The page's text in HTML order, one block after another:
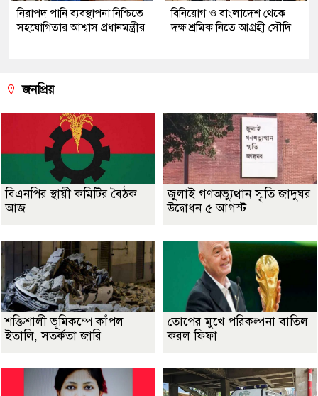
নিরাপদ পানি ব্যবস্থাপনা নিশ্চিতে
সহযোগিতার আশ্বাস প্রধানমন্ত্রীর
বিনিয়োগ ও বাংলাদেশ থেকে
দক্ষ শ্রমিক নিতে আগ্রহী সৌদি
জনপ্রিয়
বিএনপির স্থায়ী কমিটির বৈঠক
আজ
জুলাই গণঅভ্যুত্থান স্মৃতি জাদুঘর
উদ্বোধন ৫ আগস্ট
শক্তিশালী ভূমিকম্পে কাঁপল
ইতালি, সতর্কতা জারি
তোপের মুখে পরিকল্পনা বাতিল
করল ফিফা